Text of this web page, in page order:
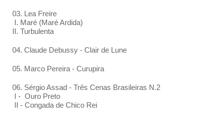
03. Lea Freire
I. Maré (Maré Ardida)
II. Turbulenta
04. Claude Debussy - Clair de Lune
05. Marco Pereira - Curupira
06. Sérgio Assad - Três Cenas Brasileiras N.2
I - Ouro Preto
II - Congada de Chico Rei